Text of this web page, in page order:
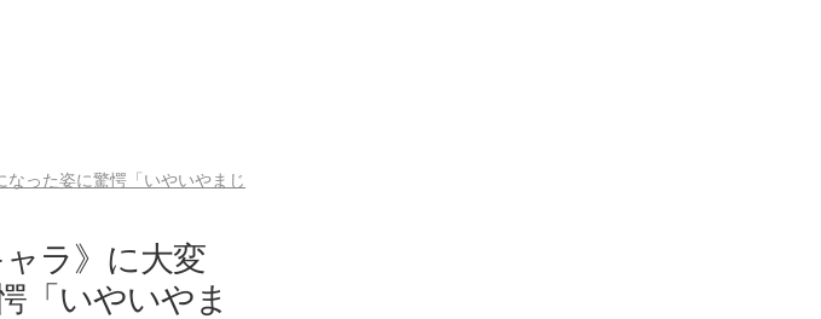
った姿に驚愕「いやいやまじ
ラ》に大変
「いやいやま